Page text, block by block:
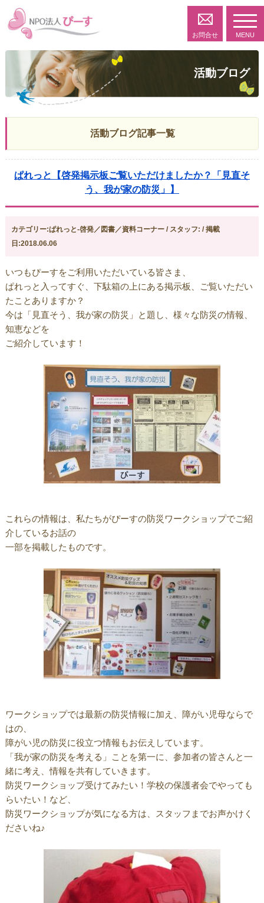
お問合せ MENU
活動ブログ
活動ブログ記事一覧
ぱれっと【啓発掲示板ご覧いただけましたか？「見直そ
う、我が家の防災」】
カテゴリー:ぱれっと-啓発／図書／資料コーナー / スタッフ: / 掲載
日:2018.06.06
いつもぴーすをご利用いただいている皆さま、
ぱれっと入ってすぐ、下駄箱の上にある掲示板、ご覧いただい
たことありますか？
今は「見直そう、我が家の防災」と題し、様々な防災の情報、
知恵などを
ご紹介しています！
これらの情報は、私たちがぴーすの防災ワークショップでご紹
介しているお話の
一部を掲載したものです。
ワークショップでは最新の防災情報に加え、障がい児母ならで
はの、
障がい児の防災に役立つ情報もお伝えしています。
「我が家の防災を考える」ことを第一に、参加者の皆さんと一
緒に考え、情報を共有していきます。
防災ワークショップ受けてみたい！学校の保護者会でやっても
らいたい！など、
防災ワークショップが気になる方は、スタッフまでお声かけく
ださいね♪